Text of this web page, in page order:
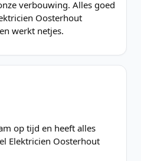
verbouwing. Alles goed
Oosterhout
werkt netjes.
op tijd en heeft alles
Elektricien Oosterhout